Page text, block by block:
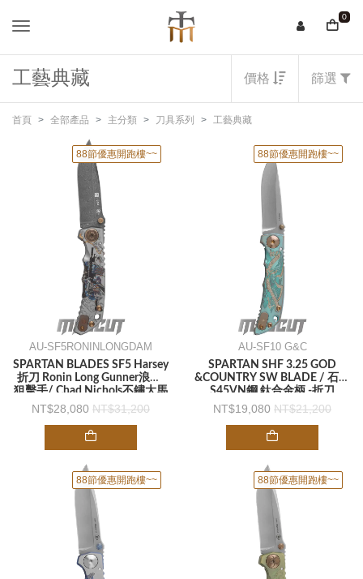
0
工藝典藏 價格 篩選
首頁 全部產品 主分類 刀具系列 工藝典藏
88節優惠開跑樓~~
AU-SF5RONINLONGDAM
SPARTAN BLADES SF5 Harsey
折刀 Ronin Long Gunner浪人-
狙擊手/ Chad Nichols不鏽大馬
士革鋼 鈦柄 -折刀
28,080 31,200
88節優惠開跑樓~~
AU-SF10 G&C
SPARTAN SHF 3.25 GOD
&COUNTRY SW BLADE / 石洗
S45VN鋼 鈦合金柄 -折刀
19,080 21,200
88節優惠開跑樓~~ 88節優惠開跑樓~~